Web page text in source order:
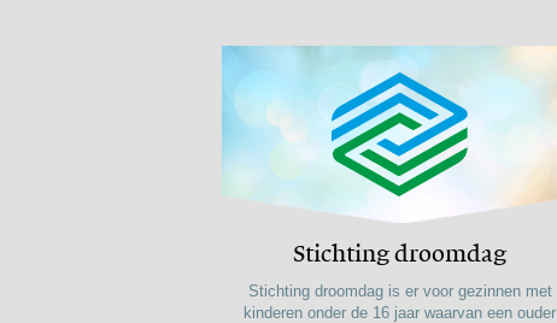
Stichting droomdag
Stichting droomdag is er voor gezinnen met
kinderen onder de 16 jaar waarvan een ouder